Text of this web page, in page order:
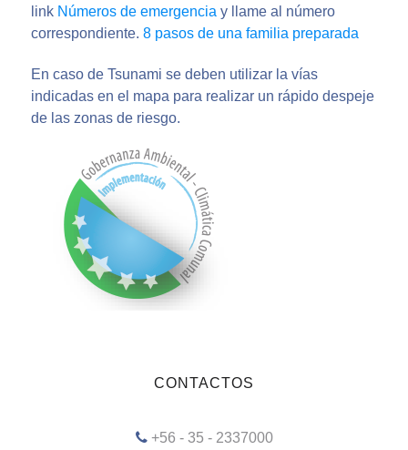
link Números de emergencia y llame al número
correspondiente. 8 pasos de una familia preparada
En caso de Tsunami se deben utilizar la vías
indicadas en el mapa para realizar un rápido despeje
de las zonas de riesgo.
CONTACTOS
+56 - 35 - 2337000